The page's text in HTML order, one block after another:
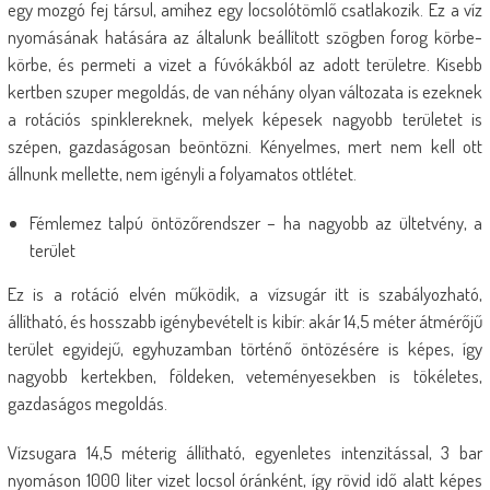
egy mozgó fej társul, amihez egy locsolótömlő csatlakozik. Ez a víz
nyomásának hatására az általunk beállított szögben forog körbe-
körbe, és permeti a vizet a fúvókákból az adott területre. Kisebb
kertben szuper megoldás, de van néhány olyan változata is ezeknek
a rotációs spinklereknek, melyek képesek nagyobb területet is
szépen, gazdaságosan beöntözni. Kényelmes, mert nem kell ott
állnunk mellette, nem igényli a folyamatos ottlétet.
Fémlemez talpú öntözőrendszer – ha nagyobb az ültetvény, a
terület
Ez is a rotáció elvén működik, a vízsugár itt is szabályozható,
állítható, és hosszabb igénybevételt is kibír: akár 14,5 méter átmérőjű
terület egyidejű, egyhuzamban történő öntözésére is képes, így
nagyobb kertekben, földeken, veteményesekben is tökéletes,
gazdaságos megoldás.
Vízsugara 14,5 méterig állítható, egyenletes intenzitással, 3 bar
nyomáson 1000 liter vizet locsol óránként, így rövid idő alatt képes